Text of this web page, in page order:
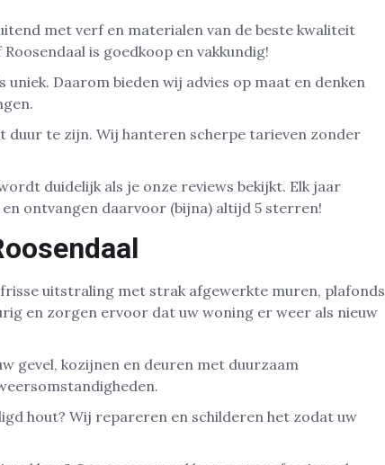
met verf en materialen van de beste kwaliteit
is goedkoop en vakkundig!
uniek. Daarom bieden wij advies op maat en denken
duur te zijn. Wij hanteren scherpe tarieven zonder
duidelijk als je onze reviews bekijkt. Elk jaar
ontvangen daarvoor (bijna) altijd 5 sterren!
uitstraling met strak afgewerkte muren, plafonds
en zorgen ervoor dat uw woning er weer als nieuw
gevel, kozijnen en deuren met duurzaam
hout? Wij repareren en schilderen het zodat uw